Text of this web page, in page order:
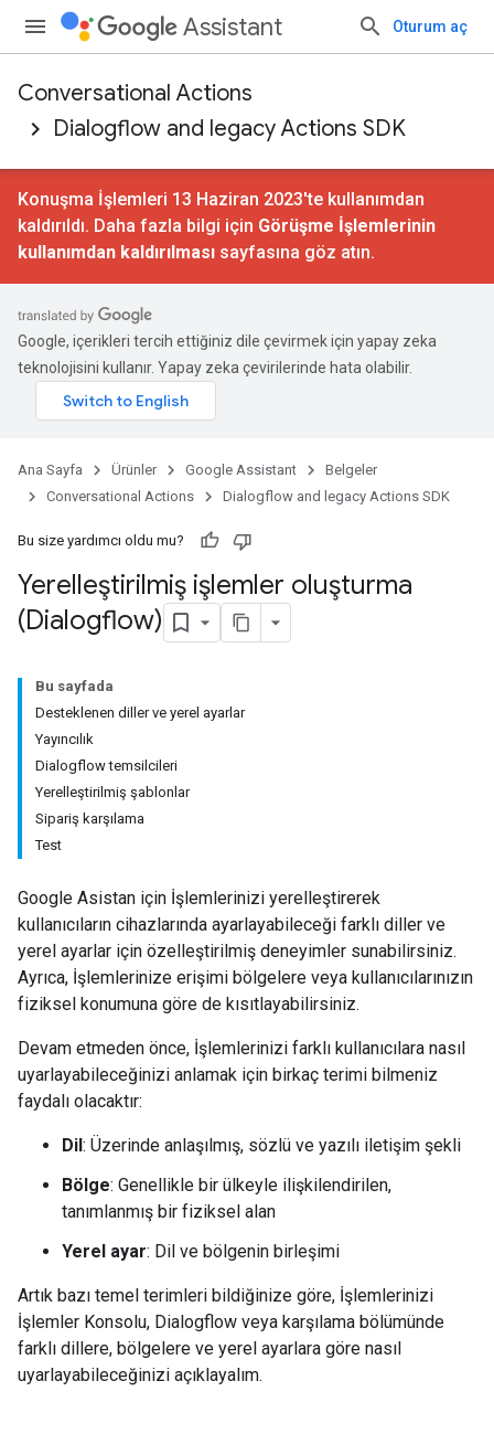
Assistant Oturum aç
Conversational Actions
Dialogflow and legacy Actions SDK
Konuşma İşlemleri 13 Haziran 2023'te kullanımdan
kaldırıldı. Daha fazla bilgi için Görüşme İşlemlerinin
kullanımdan kaldırılması sayfasına göz atın.
Google, içerikleri tercih ettiğiniz dile çevirmek için yapay zeka
teknolojisini kullanır. Yapay zeka çevirilerinde hata olabilir.
Ana Sayfa Ürünler Google Assistant
Belgeler
Conversational Actions
Dialogflow and legacy Actions SDK
Bu size yardımcı oldu mu?
Yerelleştirilmiş işlemler oluşturma
(Dialogflow)
Bu sayfada
Desteklenen diller ve yerel ayarlar
Yayıncılık
Dialogflow temsilcileri
Yerelleştirilmiş şablonlar
Sipariş karşılama
Test
Google Asistan için İşlemlerinizi yerelleştirerek
kullanıcıların cihazlarında ayarlayabileceği farklı diller ve
yerel ayarlar için özelleştirilmiş deneyimler sunabilirsiniz.
Ayrıca, İşlemlerinize erişimi bölgelere veya kullanıcılarınızın
fiziksel konumuna göre de kısıtlayabilirsiniz.
Devam etmeden önce, İşlemlerinizi farklı kullanıcılara nasıl
uyarlayabileceğinizi anlamak için birkaç terimi bilmeniz
faydalı olacaktır:
Dil: Üzerinde anlaşılmış, sözlü ve yazılı iletişim şekli
Bölge: Genellikle bir ülkeyle ilişkilendirilen,
tanımlanmış bir fiziksel alan
Yerel ayar: Dil ve bölgenin birleşimi
Artık bazı temel terimleri bildiğinize göre, İşlemlerinizi
İşlemler Konsolu, Dialogflow veya karşılama bölümünde
farklı dillere, bölgelere ve yerel ayarlara göre nasıl
uyarlayabileceğinizi açıklayalım.